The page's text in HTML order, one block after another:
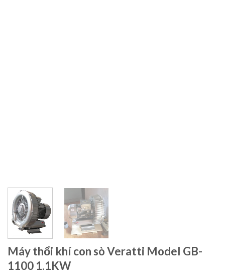
Máy thổi khí con sò Veratti Model GB-
1100 1.1KW